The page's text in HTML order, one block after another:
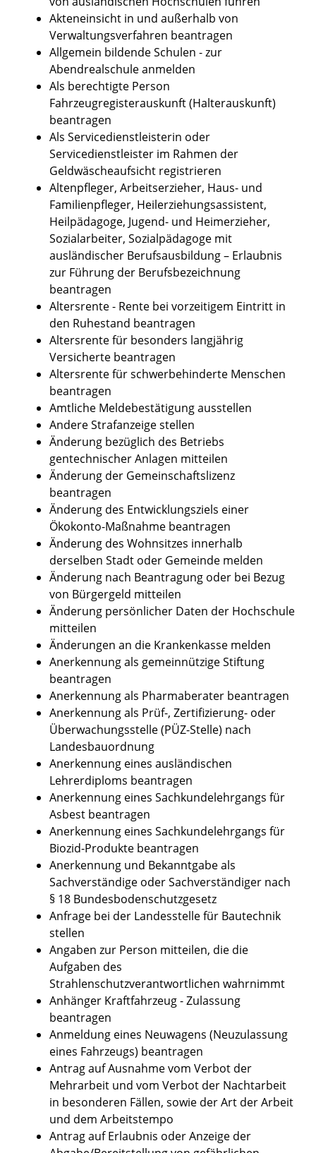
Akteneinsicht in und außerhalb von
Verwaltungsverfahren beantragen
Allgemein bildende Schulen - zur
Abendrealschule anmelden
Als berechtigte Person
Fahrzeugregisterauskunft (Halterauskunft)
beantragen
Als Servicedienstleisterin oder
Servicedienstleister im Rahmen der
Geldwäscheaufsicht registrieren
Altenpfleger, Arbeitserzieher, Haus- und
Familienpfleger, Heilerziehungsassistent,
Heilpädagoge, Jugend- und Heimerzieher,
Sozialarbeiter, Sozialpädagoge mit
ausländischer Berufsausbildung – Erlaubnis
zur Führung der Berufsbezeichnung
beantragen
Altersrente - Rente bei vorzeitigem Eintritt in
den Ruhestand beantragen
Altersrente für besonders langjährig
Versicherte beantragen
Altersrente für schwerbehinderte Menschen
beantragen
Amtliche Meldebestätigung ausstellen
Andere Strafanzeige stellen
Änderung bezüglich des Betriebs
gentechnischer Anlagen mitteilen
Änderung der Gemeinschaftslizenz
beantragen
Änderung des Entwicklungsziels einer
Ökokonto-Maßnahme beantragen
Änderung des Wohnsitzes innerhalb
derselben Stadt oder Gemeinde melden
Änderung nach Beantragung oder bei Bezug
von Bürgergeld mitteilen
Änderung persönlicher Daten der Hochschule
mitteilen
Änderungen an die Krankenkasse melden
Anerkennung als gemeinnützige Stiftung
beantragen
Anerkennung als Pharmaberater beantragen
Anerkennung als Prüf-, Zertifizierung- oder
Überwachungsstelle (PÜZ-Stelle) nach
Landesbauordnung
Anerkennung eines ausländischen
Lehrerdiploms beantragen
Anerkennung eines Sachkundelehrgangs für
Asbest beantragen
Anerkennung eines Sachkundelehrgangs für
Biozid-Produkte beantragen
Anerkennung und Bekanntgabe als
Sachverständige oder Sachverständiger nach
§ 18 Bundesbodenschutzgesetz
Anfrage bei der Landesstelle für Bautechnik
stellen
Angaben zur Person mitteilen, die die
Aufgaben des
Strahlenschutzverantwortlichen wahrnimmt
Anhänger Kraftfahrzeug - Zulassung
beantragen
Anmeldung eines Neuwagens (Neuzulassung
eines Fahrzeugs) beantragen
Antrag auf Ausnahme vom Verbot der
Mehrarbeit und vom Verbot der Nachtarbeit
in besonderen Fällen, sowie der Art der Arbeit
und dem Arbeitstempo
Antrag auf Erlaubnis oder Anzeige der